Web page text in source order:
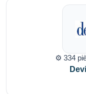
⚙️ 334